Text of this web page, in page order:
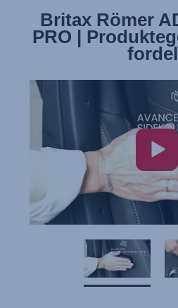
Britax Römer
PRO |
Britax Römer
PRO | Montering